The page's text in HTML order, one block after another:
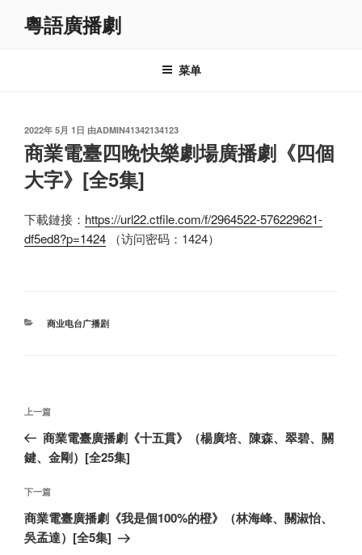
粵語廣播劇
菜单
发
布
于
2022年 5月 1日 由ADMIN41342134123
商業電臺四晚快樂劇場廣播劇《四個
大字》[全5集]
下載鏈接： https://url22.ctfile.com/f/2964522-576229621-
df5ed8?p=1424 （访问密码：1424）
分
商业电台广播剧
文
导
航
上
一
篇
章
上一篇
商業電臺廣播劇《十五貫》（楊廣培、陳森、翠碧、關
鍵、金剛）[全25集]
下
一
篇
下一篇
商業電臺廣播劇《我是個100%的橙》（林海峰、關淑怡、
吳孟達）[全5集]